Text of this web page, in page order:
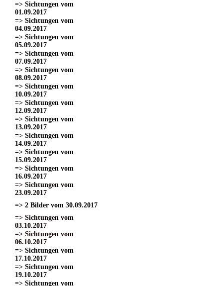
=> Sichtungen vom
01.09.2017
=> Sichtungen vom
04.09.2017
=> Sichtungen vom
05.09.2017
=> Sichtungen vom
07.09.2017
=> Sichtungen vom
08.09.2017
=> Sichtungen vom
10.09.2017
=> Sichtungen vom
12.09.2017
=> Sichtungen vom
13.09.2017
=> Sichtungen vom
14.09.2017
=> Sichtungen vom
15.09.2017
=> Sichtungen vom
16.09.2017
=> Sichtungen vom
23.09.2017
=> 2 Bilder vom 30.09.2017
=> Sichtungen vom
03.10.2017
=> Sichtungen vom
06.10.2017
=> Sichtungen vom
17.10.2017
=> Sichtungen vom
19.10.2017
=> Sichtungen vom